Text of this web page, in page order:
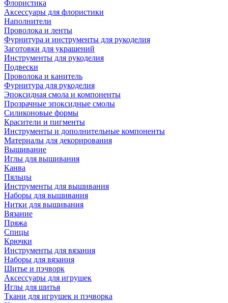
Флористика
Аксессуары для флористики
Наполнители
Проволока и ленты
Фурнитура и инструменты для рукоделия
Заготовки для украшений
Инструменты для рукоделия
Подвески
Проволока и канитель
Фурнитура для рукоделия
Эпоксидная смола и компоненты
Прозрачные эпоксидные смолы
Силиконовые формы
Красители и пигменты
Инструменты и дополнительные компоненты
Материалы для декорирования
Вышивание
Иглы для вышивания
Канва
Пяльцы
Инструменты для вышивания
Наборы для вышивания
Нитки для вышивания
Вязание
Пряжа
Спицы
Крючки
Инструменты для вязания
Наборы для вязания
Шитье и пэчворк
Аксессуары для игрушек
Иглы для шитья
Ткани для игрушек и пэчворка